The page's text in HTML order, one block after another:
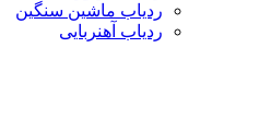
ردیاب ماشین سنگین
ردیاب آهنربایی